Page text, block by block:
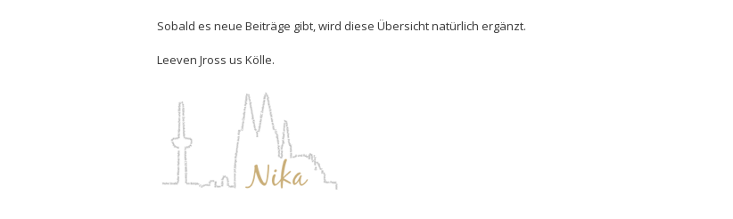
Sobald es neue Beiträge gibt, wird diese Übersicht natürlich ergänzt.
Leeven Jross us Kölle.